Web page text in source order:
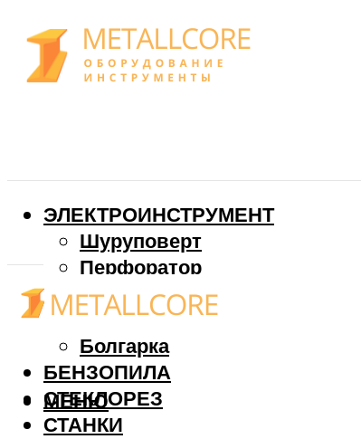
ЭЛЕКТРОИНСТРУМЕНТ
Шуруповерт
Перфоратор
Дрель
Фрезер
Болгарка
БЕНЗОПИЛА
СТЕКЛОРЕЗ
СТАНКИ
МЕНЮ